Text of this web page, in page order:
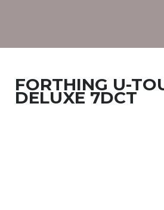
FORTHING U-
DELUXE 7DCT